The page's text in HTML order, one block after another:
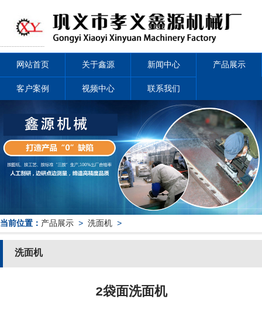
网站首页 关于鑫源 新闻中心 产品展示
客户案例 视频中心 联系我们
当前位置： 产品展示 > 洗面机 >
洗面机
2袋面洗面机